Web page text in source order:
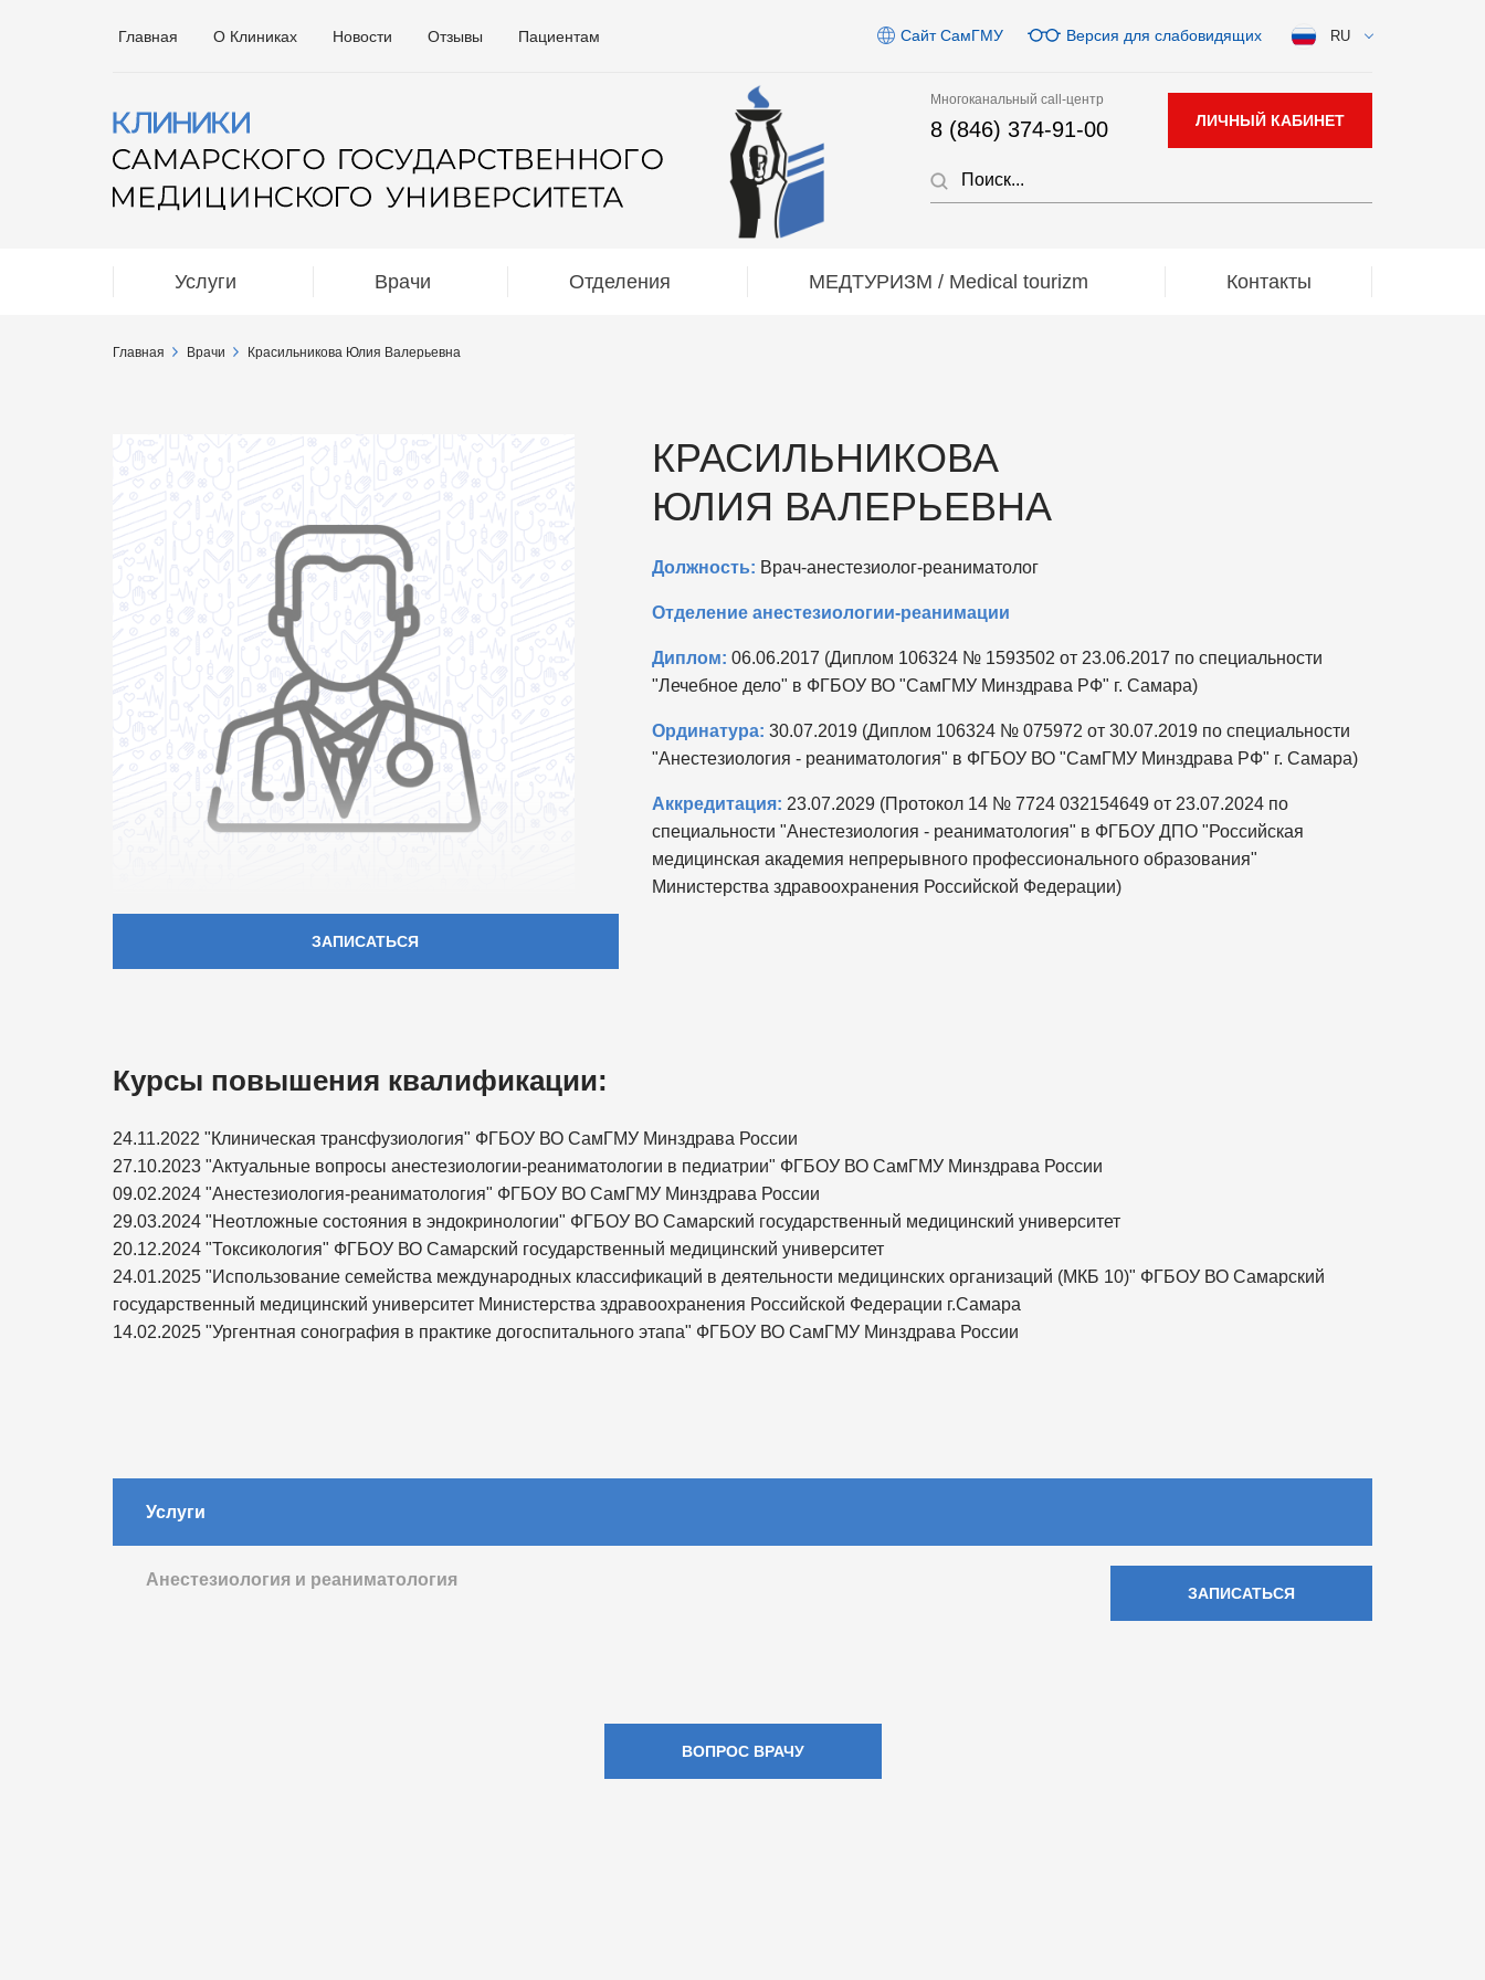
Главная О Клиниках Новости Отзывы Пациентам Сайт СамГМУ Версия для слабовидящих RU
Многоканальный call-центр
8 (846) 374-91-00 ЛИЧНЫЙ КАБИНЕТ
Услуги Врачи Отделения МЕДТУРИЗМ / Medical tourizm Контакты
Главная Врачи Красильникова Юлия Валерьевна
ЗАПИСАТЬСЯ
КРАСИЛЬНИКОВА
ЮЛИЯ ВАЛЕРЬЕВНА
Должность: Врач-анестезиолог-реаниматолог
Отделение анестезиологии-реанимации
Диплом: 06.06.2017 (Диплом 106324 № 1593502 от 23.06.2017 по специальности
"Лечебное дело" в ФГБОУ ВО "СамГМУ Минздрава РФ" г. Самара)
Ординатура: 30.07.2019 (Диплом 106324 № 075972 от 30.07.2019 по специальности
"Анестезиология - реаниматология" в ФГБОУ ВО "СамГМУ Минздрава РФ" г. Самара)
Аккредитация: 23.07.2029 (Протокол 14 № 7724 032154649 от 23.07.2024 по
специальности "Анестезиология - реаниматология" в ФГБОУ ДПО "Российская
медицинская академия непрерывного профессионального образования"
Министерства здравоохранения Российской Федерации)
Курсы повышения квалификации:
24.11.2022 "Клиническая трансфузиология" ФГБОУ ВО СамГМУ Минздрава России
27.10.2023 "Актуальные вопросы анестезиологии-реаниматологии в педиатрии" ФГБОУ ВО СамГМУ Минздрава России
09.02.2024 "Анестезиология-реаниматология" ФГБОУ ВО СамГМУ Минздрава России
29.03.2024 "Неотложные состояния в эндокринологии" ФГБОУ ВО Самарский государственный медицинский университет
20.12.2024 "Токсикология" ФГБОУ ВО Самарский государственный медицинский университет
24.01.2025 "Использование семейства международных классификаций в деятельности медицинских организаций (МКБ 10)" ФГБОУ ВО Самарский
государственный медицинский университет Министерства здравоохранения Российской Федерации г.Самара
14.02.2025 "Ургентная сонография в практике догоспитального этапа" ФГБОУ ВО СамГМУ Минздрава России
Услуги
Анестезиология и реаниматология
ЗАПИСАТЬСЯ
ВОПРОС ВРАЧУ